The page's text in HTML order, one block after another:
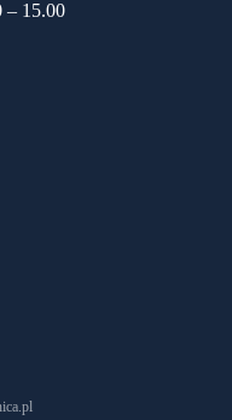
– 15.00